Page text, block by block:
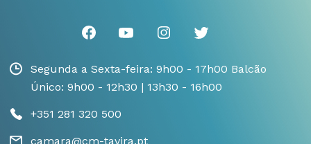
Segunda a Sexta-feira: 9h00 - 17h00 Balcão
Único: 9h00 - 12h30 | 13h30 - 16h00
+351 281 320 500
camara@cm-tavira.pt